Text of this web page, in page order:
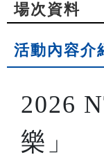
場次資料
活動內容介
2026
樂」